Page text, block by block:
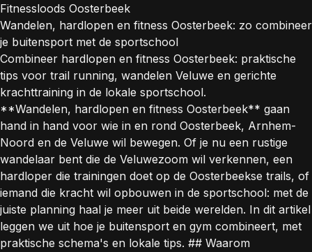
Fitnessloods Oosterbeek
Wandelen, hardlopen en fitness Oosterbeek: zo combineer
je buitensport met de sportschool
Combineer hardlopen en fitness Oosterbeek: praktische
tips voor trail running, wandelen Veluwe en gerichte
krachttraining in de lokale sportschool.
**Wandelen, hardlopen en fitness Oosterbeek** gaan
hand in hand voor wie in en rond Oosterbeek, Arnhem-
Noord en de Veluwe wil bewegen. Of je nu een rustige
wandelaar bent die de Veluwezoom wil verkennen, een
hardloper die trainingen doet op de Oosterbeekse trails, of
iemand die kracht wil opbouwen in de sportschool: met de
juiste planning haal je meer uit beide werelden. In dit artikel
leggen we uit hoe je buitensport en gym combineert, met
praktische schema's en lokale tips. ## Waarom